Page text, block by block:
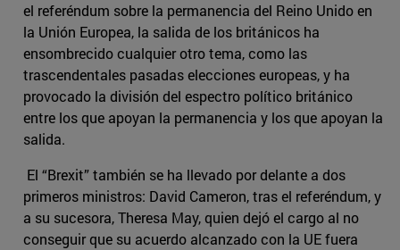
el referéndum sobre la permanencia del Reino Unido en
la Unión Europea, la salida de los británicos ha
ensombrecido cualquier otro tema, como las
trascendentales pasadas elecciones europeas, y ha
provocado la división del espectro político británico
entre los que apoyan la permanencia y los que apoyan la
salida.
El “Brexit” también se ha llevado por delante a dos
primeros ministros: David Cameron, tras el referéndum, y
a su sucesora, Theresa May, quien dejó el cargo al no
conseguir que su acuerdo alcanzado con la UE fuera